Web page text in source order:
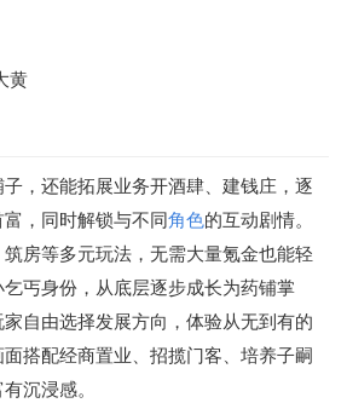
黄
，还能拓展业务开酒肆、建钱庄，逐
，同时解锁与不同角色的互动剧情。
房等多元玩法，无需大量氪金也能轻
丐身份，从底层逐步成长为药铺掌
自由选择发展方向，体验从无到有的
搭配经商置业、招揽门客、培养子嗣
沉浸感。